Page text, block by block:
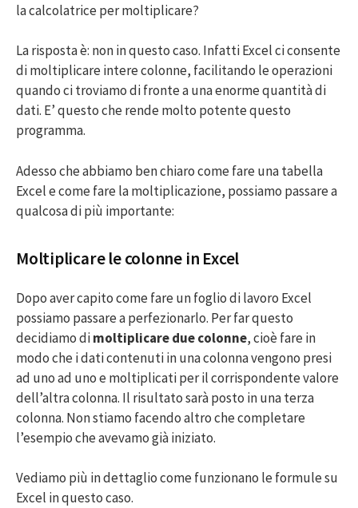
la calcolatrice per moltiplicare?
La risposta è: non in questo caso. Infatti Excel ci consente
di moltiplicare intere colonne, facilitando le operazioni
quando ci troviamo di fronte a una enorme quantità di
dati. E’ questo che rende molto potente questo
programma.
Adesso che abbiamo ben chiaro come fare una tabella
Excel e come fare la moltiplicazione, possiamo passare a
qualcosa di più importante:
Moltiplicare le colonne in Excel
Dopo aver capito come fare un foglio di lavoro Excel
possiamo passare a perfezionarlo. Per far questo
decidiamo dimoltiplicare due colonne, cioè fare in
modo che i dati contenuti in una colonna vengono presi
ad uno ad uno e moltiplicati per il corrispondente valore
dell’altra colonna. Il risultato sarà posto in una terza
colonna. Non stiamo facendo altro che completare
l’esempio che avevamo già iniziato.
Vediamo più in dettaglio come funzionano le formule su
Excel in questo caso.